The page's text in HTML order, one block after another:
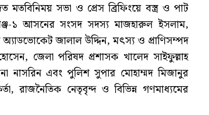
মতবিনিময় সভা ও প্রেস ব্রিফিংয়ে বস্ত্র ও পাট
১ আসনের সংসদ সদস্য মাজহারুল ইসলাম,
জালাল উদ্দিন, মৎস্য ও প্রাণিসম্পদ
জেলা পরিষদ প্রশাসক খালেদ সাইফুল্লাহ
নাসরিন এবং পুলিশ সুপার মোহাম্মদ মিজানুর
রাজনৈতিক নেতৃবৃন্দ ও বিভিন্ন গণমাধ্যমের